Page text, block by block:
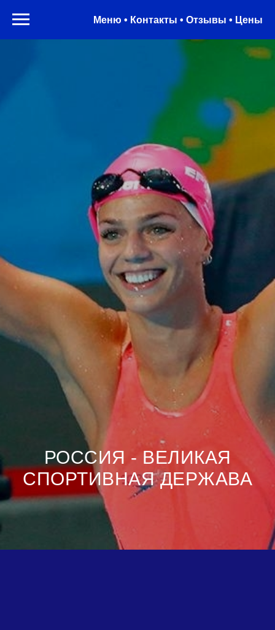
Меню • Контакты • Отзывы • Цены
РОССИЯ - ВЕЛИКАЯ
СПОРТИВНАЯ ДЕРЖАВА